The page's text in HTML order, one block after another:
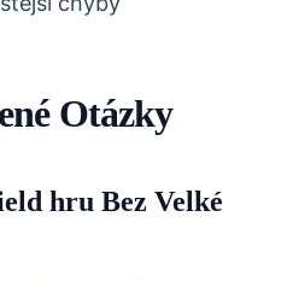
Otázky
hru Bez Velké